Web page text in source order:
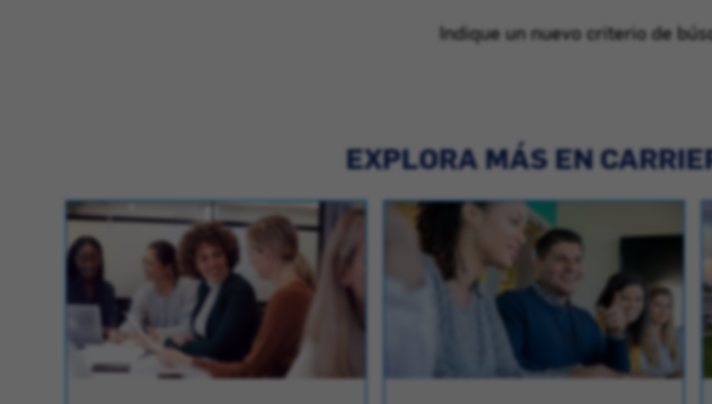
Indique un nuevo criterio de
EXPLORA MÁS EN